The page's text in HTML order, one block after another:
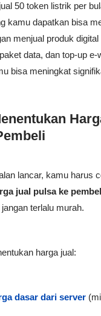
50 token listrik per
kamu dapatkan bisa
menjual produk
data, dan top-up e-
bisa meningkat
lancar, kamu harus
jual pulsa ke
terlalu murah.
harga jual:
dasar dari server